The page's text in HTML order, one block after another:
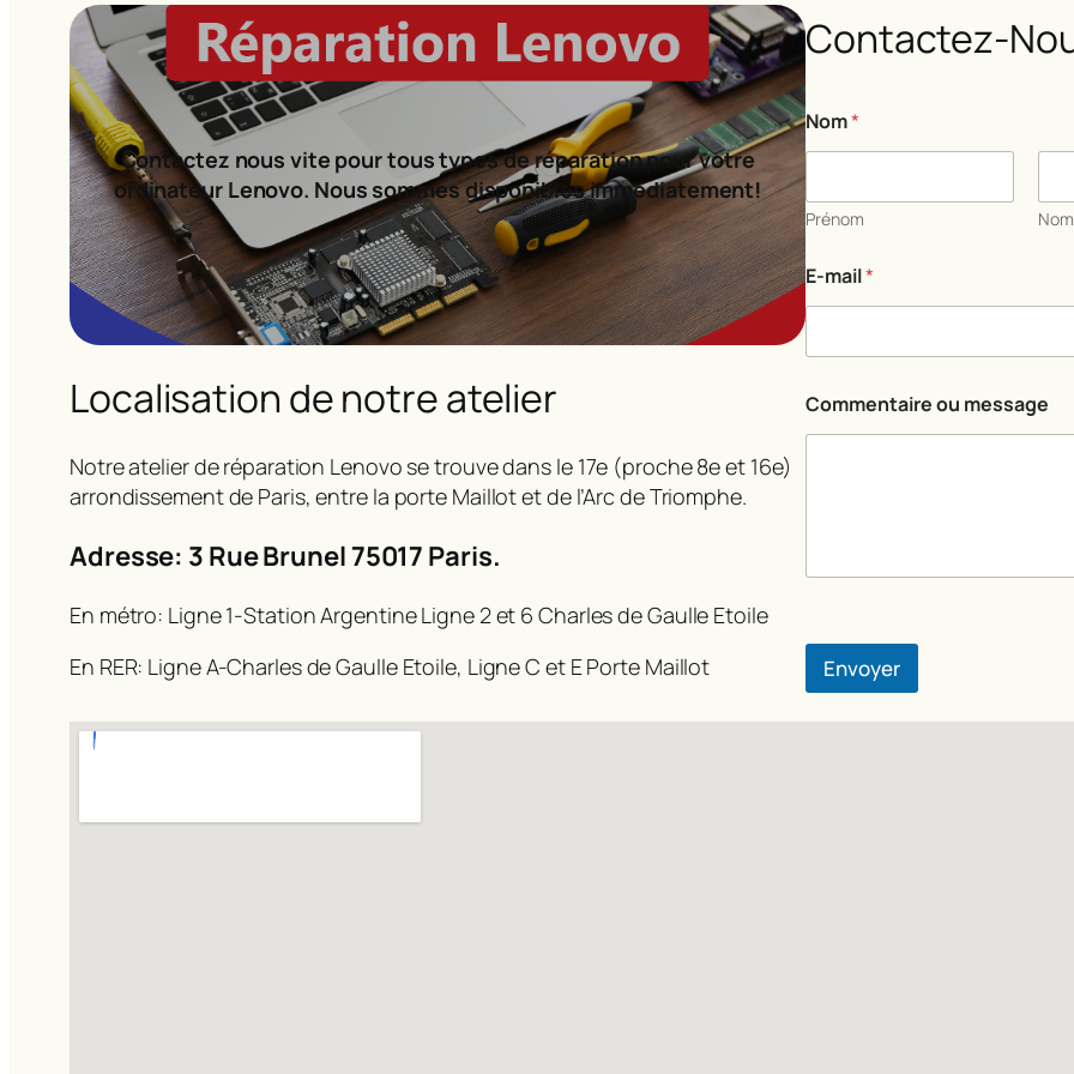
Contactez nous vite pour tous types de réparation pour votre
ordinateur Lenovo. Nous sommes disponibles immédiatement!
Localisation de notre atelier
Notre atelier de réparation Lenovo se trouve dans le 17e (proche 8e et 16e)
arrondissement de Paris, entre la porte Maillot et de l’Arc de Triomphe.
Adresse: 3 Rue Brunel 75017 Paris.
En métro: Ligne 1-Station Argentine Ligne 2 et 6 Charles de Gaulle Etoile
En RER: Ligne A-Charles de Gaulle Etoile, Ligne C et E Porte Maillot
Contactez-
e
s
a
g
C
o
m
e
t
i
Nom*
Prénom Nom
E-mail*
Commentaire ou message
Envoyer